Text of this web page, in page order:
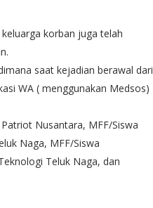
korban juga telah
saat kejadian berawal dari
WA ( menggunakan Medsos)
Nusantara, MFF/Siswa
Naga, MFF/Siswa
Teluk Naga, dan